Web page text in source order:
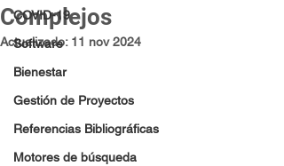
COVID-19
Software
Bienestar
Gestión de Proyectos
Referencias Bibliográficas
Motores de búsqueda
Complejos
Actualizado: 11 nov 2024